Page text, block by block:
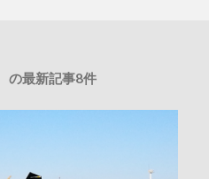
の最新記事8件